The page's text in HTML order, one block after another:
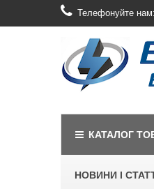
Телефонуйте нам:
КАТАЛОГ
НОВИНИ І